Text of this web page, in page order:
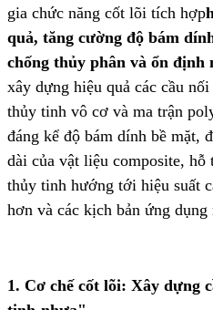
gia chức năng cốt lõi tích hợp
quả, tăng cường độ bám
chống thủy phân và ổn định
xây dựng hiệu quả các cầu
thủy tinh vô cơ và ma trận
đáng kể độ bám dính bề mặt,
dài của vật liệu composite, hỗ
thủy tinh hướng tới hiệu suất
hơn và các kịch bản ứng dụng
1. Cơ chế cốt lõi: Xây dựng